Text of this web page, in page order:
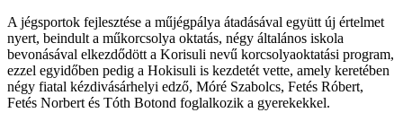
A jégsportok fejlesztése a műjégpálya átadásával együtt új értelmet
nyert, beindult a műkorcsolya oktatás, négy általános iskola
bevonásával elkezdődött a Korisuli nevű korcsolyaoktatási program,
ezzel egyidőben pedig a Hokisuli is kezdetét vette, amely keretében
négy fiatal kézdivásárhelyi edző, Móré Szabolcs, Fetés Róbert,
Fetés Norbert és Tóth Botond foglalkozik a gyerekekkel.